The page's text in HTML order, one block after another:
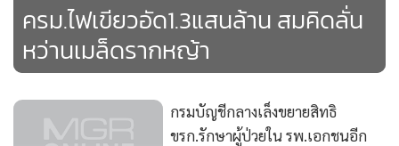
ครม.ไฟเขียวอัด1.3แสนล้าน สมคิดลั่น
หว่านเมล็ดรากหญ้า
กรมบัญชีกลางเล็งขยายสิทธิ
ขรก.รักษาผู้ป่วยใน รพ.เอกชนอีก